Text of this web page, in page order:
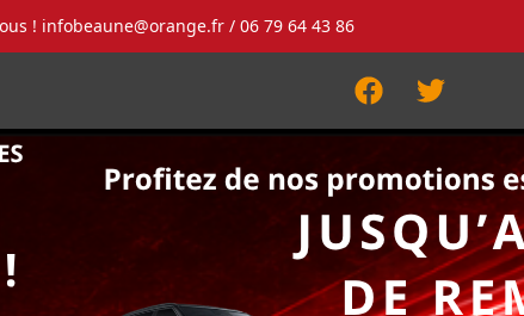
! infobeaune@orange.fr/ 06 79 64 43 86
FacebookTwitter